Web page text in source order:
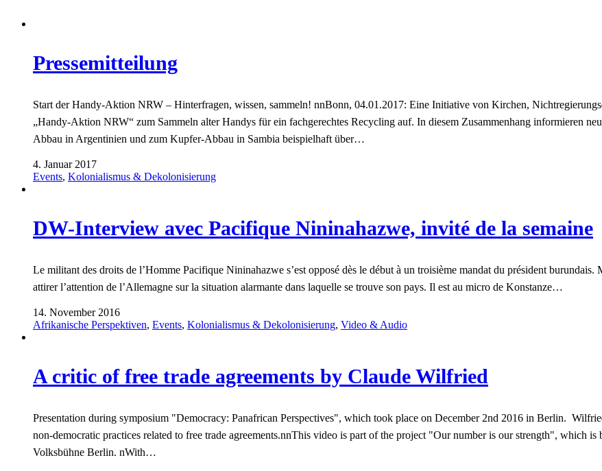
Pressemitteilung
Start der Handy-Aktion NRW – Hinterfragen, wissen, sammeln! nnBonn, 04.01.2017: Eine Initiative von Kirchen,
„Handy-Aktion NRW“ zum Sammeln alter Handys für ein fachgerechtes Recycling auf. In diesem Zusammenhang informieren
Abbau in Argentinien und zum Kupfer-Abbau in Sambia beispielhaft über…
4. Januar 2017
Events, Kolonialismus & Dekolonisierung
DW-Interview avec Pacifique Nininahazwe, invité de la semaine
Le militant des droits de l’Homme Pacifique Nininahazwe s’est opposé dès le début à un troisième mandat du président
attirer l’attention de l’Allemagne sur la situation alarmante dans laquelle se trouve son pays. Il est au micro de Konstanze…
14. November 2016
Afrikanische Perspektiven, Events, Kolonialismus & Dekolonisierung, Video & Audio
A critic of free trade agreements by Claude Wilfried
Presentation during symposium "Democracy: Panafrican Perspectives", which took place on December 2nd 2016 in Berlin.
non-democratic practices related to free trade agreements.nnThis video is part of the project "Our number is our strength", which
Volksbühne Berlin. nWith…